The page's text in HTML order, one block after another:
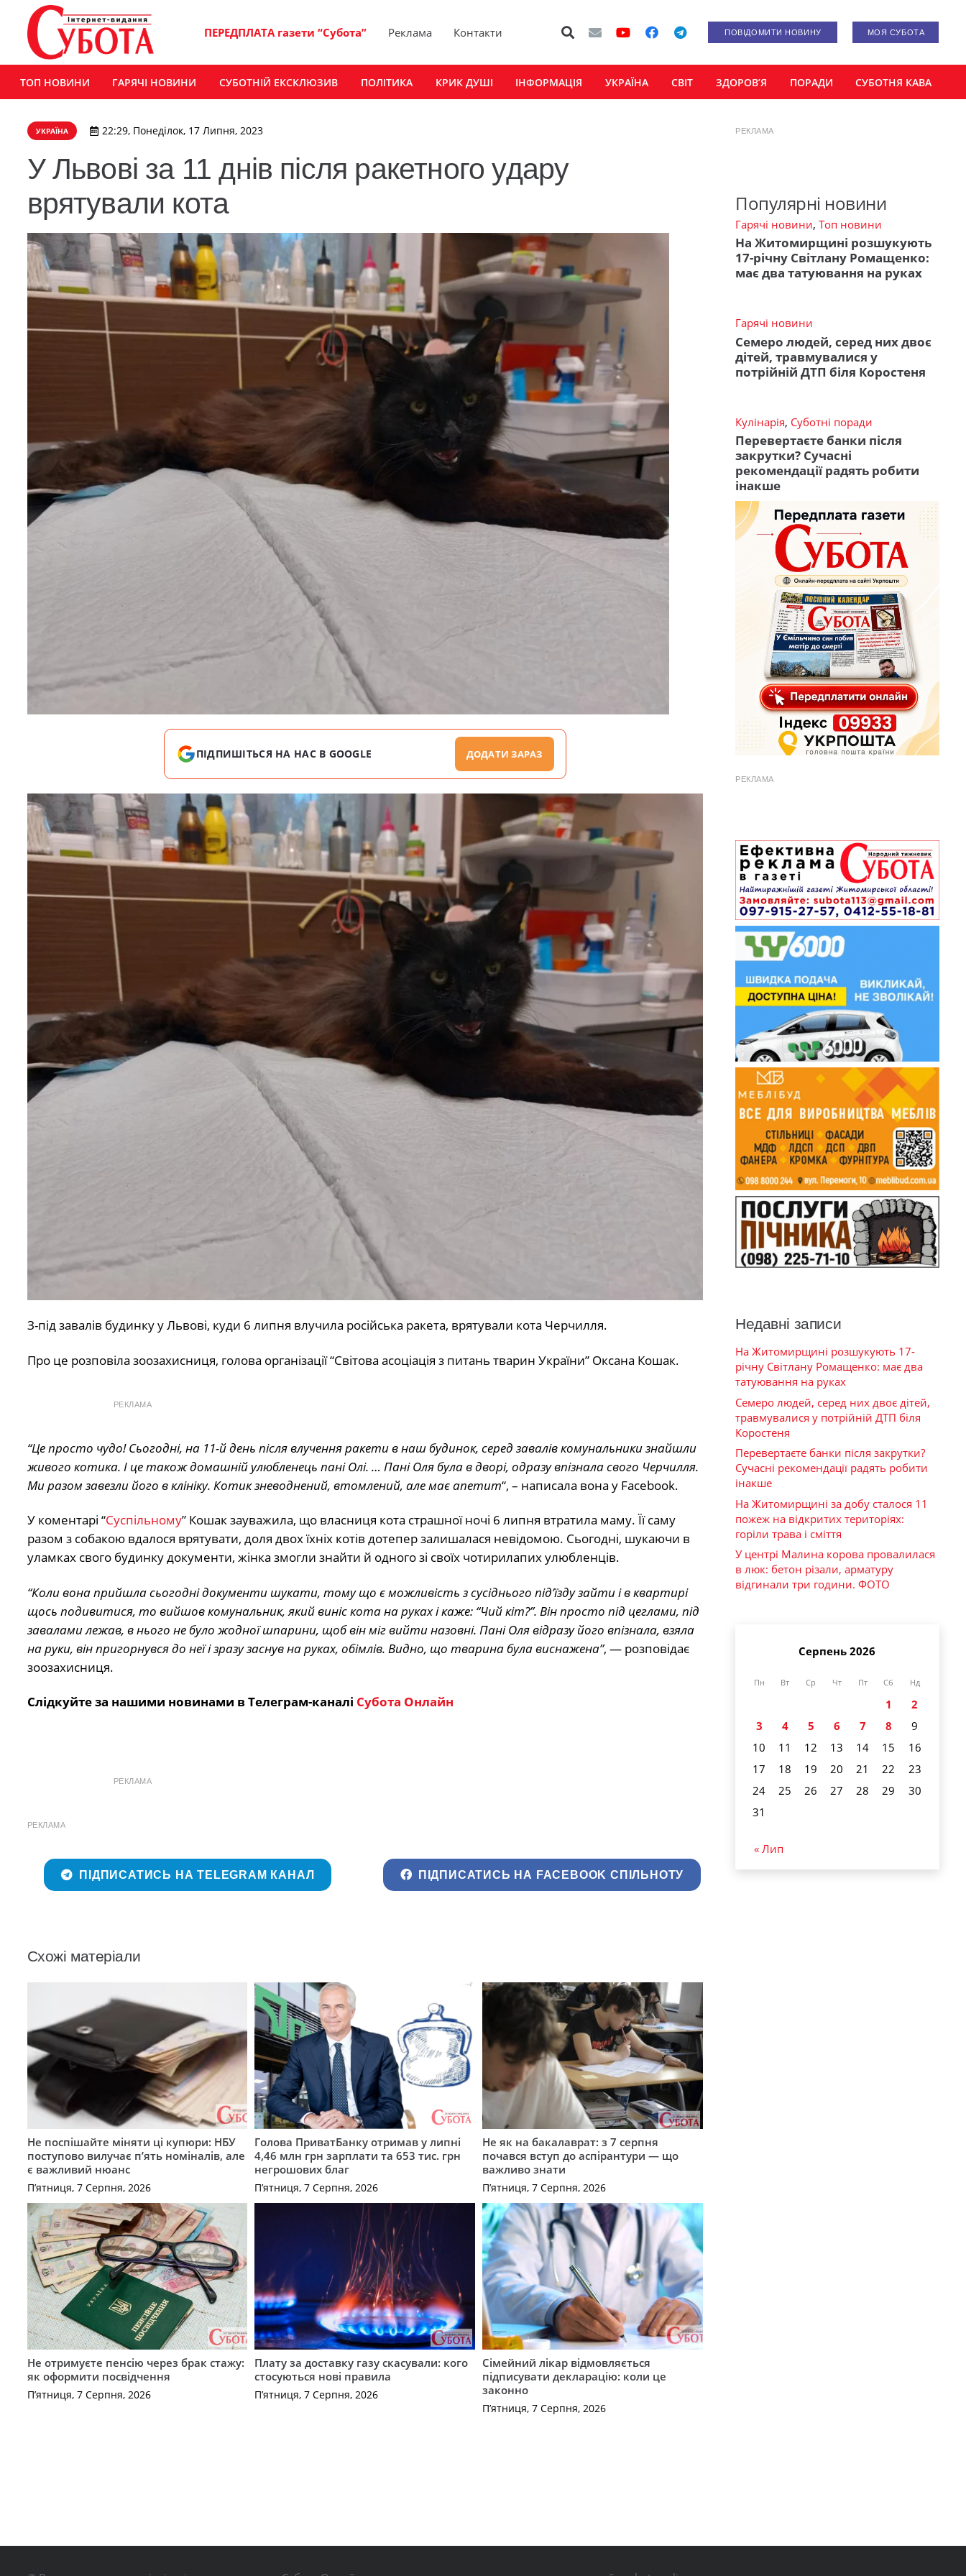
ПЕРЕДПЛАТА газети “Субота” Реклама Контакти ПОВІДОМИТИ НОВИНУ МОЯ СУБОТА
ТОП НОВИНИ ГАРЯЧІ НОВИНИ СУБОТНІЙ ЕКСКЛЮЗИВ ПОЛІТИКА КРИК ДУШІ ІНФОРМАЦІЯ УКРАЇНА СВІТ ЗДОРОВ’Я ПОРАДИ СУБОТНЯ КАВА
УКРАЇНА 22:29, Понеділок, 17 Липня, 2023
У Львові за 11 днів після ракетного удару
врятували кота
ПІДПИШІТЬСЯ НА НАС В GOOGLE ДОДАТИ ЗАРАЗ
З-під завалів будинку у Львові, куди 6 липня влучила російська ракета, врятували кота Черчилля.
Про це розповіла зоозахисниця, голова організації “Світова асоціація з питань тварин України” Оксана Кошак.
РЕКЛАМА
“Це просто чудо! Сьогодні, на 11-й день після влучення ракети в наш будинок, серед завалів комунальники знайшли
живого котика. І це також домашній улюбленець пані Олі. … Пані Оля була в дворі, одразу впізнала свого Черчилля.
Ми разом завезли його в клініку. Котик зневоднений, втомлений, але має апетит“, – написала вона у Facebook.
У коментарі “Суспільному” Кошак зауважила, що власниця кота страшної ночі 6 липня втратила маму. Її саму
разом з собакою вдалося врятувати, доля двох їхніх котів дотепер залишалася невідомою. Сьогодні, шукаючи в
уламках свого будинку документи, жінка змогли знайти й одного зі своїх чотирилапих улюбленців.
“Коли вона прийшла сьогодні документи шукати, тому що є можливість з сусіднього під’їзду зайти і в квартирі
щось подивитися, то вийшов комунальник, який виніс кота на руках і каже: “Чий кіт?”. Він просто під цеглами, під
завалами лежав, в нього не було жодної шпарини, щоб він міг вийти назовні. Пані Оля відразу його впізнала, взяла
на руки, він пригорнувся до неї і зразу заснув на руках, обімлів. Видно, що тварина була виснажена”, — розповідає
зоозахисниця.
Слідкуйте за нашими новинами в Телеграм-каналі Субота Онлайн
РЕКЛАМА
РЕКЛАМА
ПІДПИСАТИСЬ НА TELEGRAM КАНАЛ ПІДПИСАТИСЬ НА FACEBOOK СПІЛЬНОТУ
Схожі матеріали
Не поспішайте міняти ці купюри: НБУ
поступово вилучає п’ять номіналів, але
є важливий нюанс
П’ятниця, 7 Серпня, 2026
Голова ПриватБанку отримав у липні
4,46 млн грн зарплати та 653 тис. грн
негрошових благ
П’ятниця, 7 Серпня, 2026
Не як на бакалаврат: з 7 серпня
почався вступ до аспірантури — що
важливо знати
П’ятниця, 7 Серпня, 2026
Не отримуєте пенсію через брак стажу:
як оформити посвідчення
П’ятниця, 7 Серпня, 2026
Плату за доставку газу скасували: кого
стосуються нові правила
П’ятниця, 7 Серпня, 2026
Сімейний лікар відмовляється
підписувати декларацію: коли це
законно
П’ятниця, 7 Серпня, 2026
РЕКЛАМА
Популярні новини
Гарячі новини, Топ новини
На Житомирщині розшукують
17-річну Світлану Ромащенко:
має два татуювання на руках
Гарячі новини
Семеро людей, серед них двоє
дітей, травмувалися у
потрійній ДТП біля Коростеня
Кулінарія, Суботні поради
Перевертаєте банки після
закрутки? Сучасні
рекомендації радять робити
інакше
РЕКЛАМА
Недавні записи
На Житомирщині розшукують 17-
річну Світлану Ромащенко: має два
татуювання на руках
Семеро людей, серед них двоє дітей,
травмувалися у потрійній ДТП біля
Коростеня
Перевертаєте банки після закрутки?
Сучасні рекомендації радять робити
інакше
На Житомирщині за добу сталося 11
пожеж на відкритих територіях:
горіли трава і сміття
У центрі Малина корова провалилася
в люк: бетон різали, арматуру
відгинали три години. ФОТО
Серпень 2026
Пн Вт Ср Чт Пт Сб Нд
1
2
3
4 5 6 7 8
9
10
11 12 13 14 15
16
17
18 19 20 21 22
23
24
25 26 27 28 29
30
31
« Лип